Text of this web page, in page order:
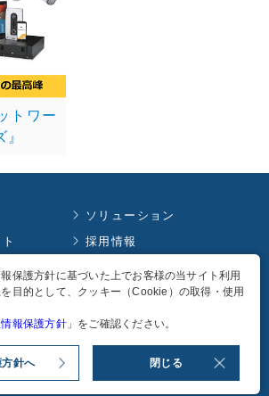
トワー
ソリューション
採用情報
イベント情報
English
KOHEKI CO., LTD. all rights reserved.
保護方針に基づいた上でお客様の当サイト利用
目的として、クッキー（Cookie）の取得・使用
報保護方針」をご確認ください。
針へ 閉じる